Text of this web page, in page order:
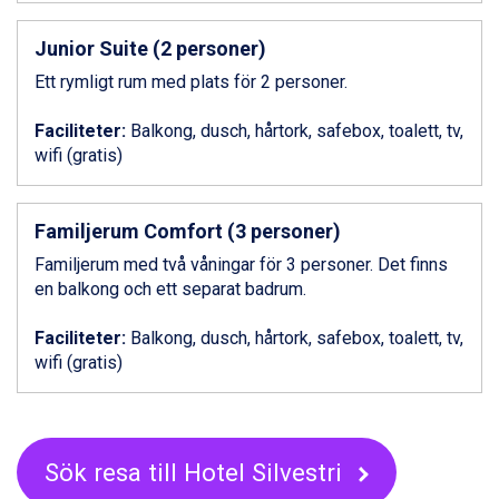
Livigno från 5.595 kr.
Sauze dOulx från 6.145 kr.
Alleghe från 8.545 kr.
Arabba från 11.045 kr.
La Thuile från 7.045 kr.
Cervinia från 8.245 kr.
Bad Hofgastein från 8.595 kr.
Passo Tonale från 5.895 kr.
Saalbach från 9.445 kr.
Sölden från 12.995 kr.
Champoluc från 5.945 kr.
Sestriere från 6.945 kr.
Wagrain från 7.095 kr.
Fieberbrunn från 9.645 kr.
Ischgl från 11.295 kr.
Zell am See från 6.295 kr.
Junior Suite (2 personer)
Ett rymligt rum med plats för 2 personer.
Faciliteter: Balkong, dusch, hårtork, safebox, toalett, tv,
wifi (gratis)
Familjerum Comfort (3 personer)
Familjerum med två våningar för 3 personer. Det finns
en balkong och ett separat badrum.
Faciliteter: Balkong, dusch, hårtork, safebox, toalett, tv,
wifi (gratis)
Sök resa till Hotel Silvestri